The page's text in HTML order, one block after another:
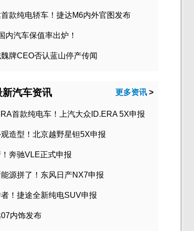
款纯电轿车！捷达M6内外官图发布
内汽车保值率出炉！
牌CEO否认蓝山停产传闻
新汽车资讯 更多资讯 >
首款纯电车！上汽大众ID.ERA 5X申报
造型！北京越野星钽5X申报
！奔驰VLE正式申报
源拼了！东风日产NX7申报
！捷途全新纯电SUV申报
内饰发布